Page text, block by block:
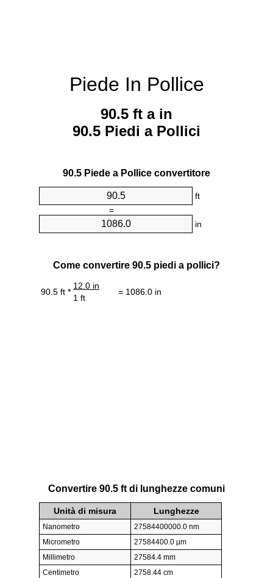
Piede In Pollice
90.5 ft a in
90.5 Piedi a Pollici
90.5 Piede a Pollice convertitore
ft
=
in
Come convertire 90.5 piedi a pollici?
90.5 ft *
12.0 in
= 1086.0 in
1 ft
Convertire 90.5 ft di lunghezze comuni
Unità di misura Lunghezze
Nanometro
27584400000.0 nm
Micrometro
27584400.0 µm
Millimetro
27584.4 mm
Centimetro
2758.44 cm